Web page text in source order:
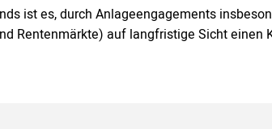
ist es, durch Anlageengagements
Rentenmärkte) auf langfristige Sicht einen